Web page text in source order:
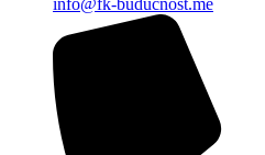
info@fk-buducnost.me